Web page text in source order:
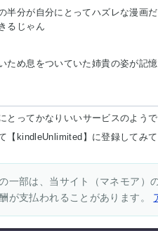
半分が自分にとってハズレな漫画
るじゃん
ため息をついていた姉貴の姿が記憶
とってかなりいいサービスのようで
【kindleUnlimited】に登録してみ
一部は、当サイト（マネモア）
が支払われることがあります。